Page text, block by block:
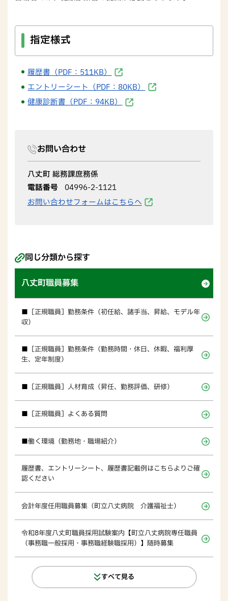
指定様式
履歴書（PDF：511KB）
エントリーシート（PDF：80KB）
健康診断書（PDF：94KB）
お問い合わせ
八丈町 総務課庶務係
電話番号
04996-2-1121
お問い合わせフォームはこちらへ
同じ分類から探す
八丈町職員募集
■［正規職員］勤務条件（初任給、諸手当、昇給、モデル年
収）
■［正規職員］勤務条件（勤務時間・休日、休暇、福利厚
生、定年制度）
■［正規職員］人材育成（昇任、勤務評価、研修）
■［正規職員］よくある質問
■働く環境（勤務地・職場紹介）
履歴書、エントリーシート、履歴書記載例はこちらよりご確
認ください
会計年度任用職員募集（町立八丈病院 介護福祉士）
令和8年度八丈町職員採用試験案内【町立八丈病院専任職員
（事務職一般採用・事務職経験職採用）】随時募集
すべて見る